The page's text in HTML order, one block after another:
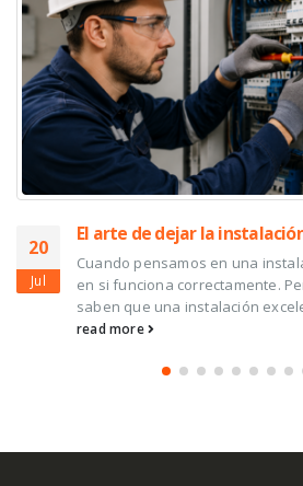
17
Jul
Ventilación
para una mayor
calidad del aire
Cuando hablamos de
edificios, solemos
read more